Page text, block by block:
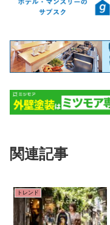
関連記事
トレンド